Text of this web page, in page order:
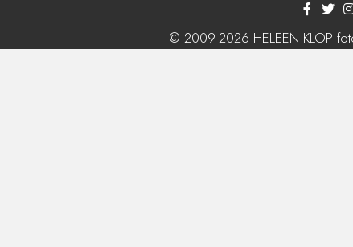
© 2009-2026 HELEEN KLOP